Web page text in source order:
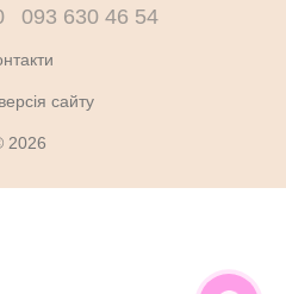
093 630 46 54
сайту
2026